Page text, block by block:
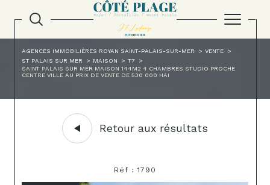
AGENCES IMMOBILIÈRES ROYAN SAINT-PALAIS-SUR-MER
VENTE
ST PALAIS SUR MER
MAISON
T7
SAINT PALAIS SUR MER MAISON 144M2 4 CHAMBRES STUDIO PROCHE
CENTRE VILLE AU PRIX DE VENTE DE 530 000 HAI
Retour aux résultats
Réf : 1790